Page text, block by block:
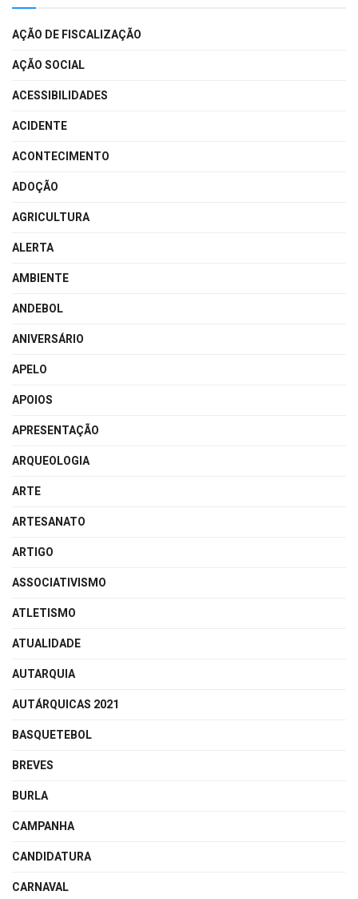
AÇÃO DE FISCALIZAÇÃO
AÇÃO SOCIAL
ACESSIBILIDADES
ACIDENTE
ACONTECIMENTO
ADOÇÃO
AGRICULTURA
ALERTA
AMBIENTE
ANDEBOL
ANIVERSÁRIO
APELO
APOIOS
APRESENTAÇÃO
ARQUEOLOGIA
ARTE
ARTESANATO
ARTIGO
ASSOCIATIVISMO
ATLETISMO
ATUALIDADE
AUTARQUIA
AUTÁRQUICAS 2021
BASQUETEBOL
BREVES
BURLA
CAMPANHA
CANDIDATURA
CARNAVAL